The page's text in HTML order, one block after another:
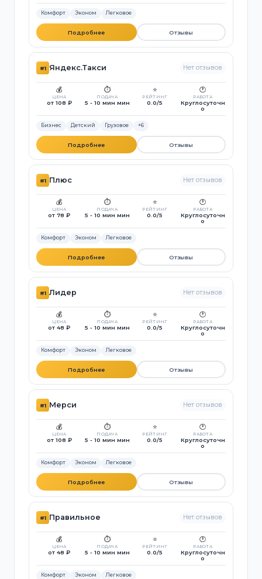
Комфорт Эконом Легковое
Подробнее Отзывы
#1 Яндекс.Такси Нет отзывов
💰
ЦЕНА
от 108 ₽
⏱️
ПОДАЧА
5 - 10 мин мин
⭐
РЕЙТИНГ
0.0/5
🕐
РАБОТА
Круглосуточн
о
Бизнес Детский Грузовое +6
Подробнее Отзывы
#1 Плюс Нет отзывов
💰
ЦЕНА
от 78 ₽
⏱️
ПОДАЧА
5 - 10 мин мин
⭐
РЕЙТИНГ
0.0/5
🕐
РАБОТА
Круглосуточн
о
Комфорт Эконом Легковое
Подробнее Отзывы
#1 Лидер Нет отзывов
💰
ЦЕНА
от 48 ₽
⏱️
ПОДАЧА
5 - 10 мин мин
⭐
РЕЙТИНГ
0.0/5
🕐
РАБОТА
Круглосуточн
о
Комфорт Эконом Легковое
Подробнее Отзывы
#1 Мерси Нет отзывов
💰
ЦЕНА
от 108 ₽
⏱️
ПОДАЧА
5 - 10 мин мин
⭐
РЕЙТИНГ
0.0/5
🕐
РАБОТА
Круглосуточн
о
Комфорт Эконом Легковое
Подробнее Отзывы
#1 Правильное Нет отзывов
💰
ЦЕНА
от 48 ₽
⏱️
ПОДАЧА
5 - 10 мин мин
⭐
РЕЙТИНГ
0.0/5
🕐
РАБОТА
Круглосуточн
о
Комфорт Эконом Легковое